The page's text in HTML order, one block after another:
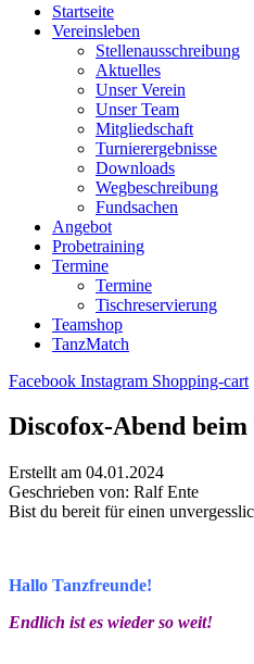
Startseite
Vereinsleben
Stellenausschreibung
Aktuelles
Unser Verein
Unser Team
Mitgliedschaft
Turnierergebnisse
Downloads
Wegbeschreibung
Fundsachen
Angebot
Probetraining
Termine
Termine
Tischreservierung
Teamshop
TanzMatch
Facebook Instagram Shopping-cart
Discofox-Abend
Erstellt am 04.01.2024
Geschrieben von: Ralf Ente
Bist du bereit für einen
Hallo Tanzfreunde!
Endlich ist es wieder so weit!